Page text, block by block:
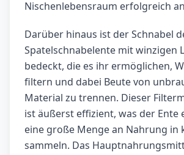
Nischenlebensraum erfolgreich
Darüber hinaus ist der Schnabel
Spatelschnabelente mit winzigen
bedeckt, die es ihr ermöglichen,
filtern und dabei Beute von
Material zu trennen. Dieser
ist äußerst effizient, was der Ente
eine große Menge an Nahrung in
sammeln. Das